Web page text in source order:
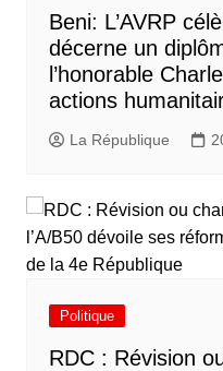
Beni: L’AVRP
décerne un
l’honorable
actions
La République
Politique
RDC : Révision